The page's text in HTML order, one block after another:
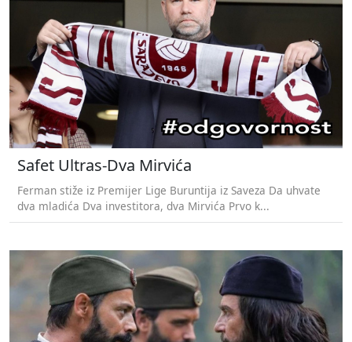
Safet Ultras-Dva Mirvića
Ferman stiže iz Premijer Lige Buruntija iz Saveza Da uhvate
dva mladića Dva investitora, dva Mirvića Prvo k...